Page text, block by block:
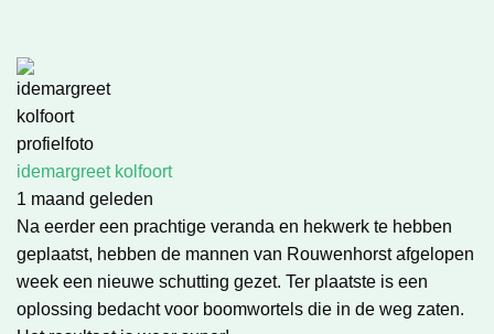
idemargreet kolfoort
1 maand geleden
Na eerder een prachtige veranda en hekwerk te hebben
geplaatst, hebben de mannen van Rouwenhorst afgelopen
week een nieuwe schutting gezet. Ter plaatste is een
oplossing bedacht voor boomwortels die in de weg zaten.